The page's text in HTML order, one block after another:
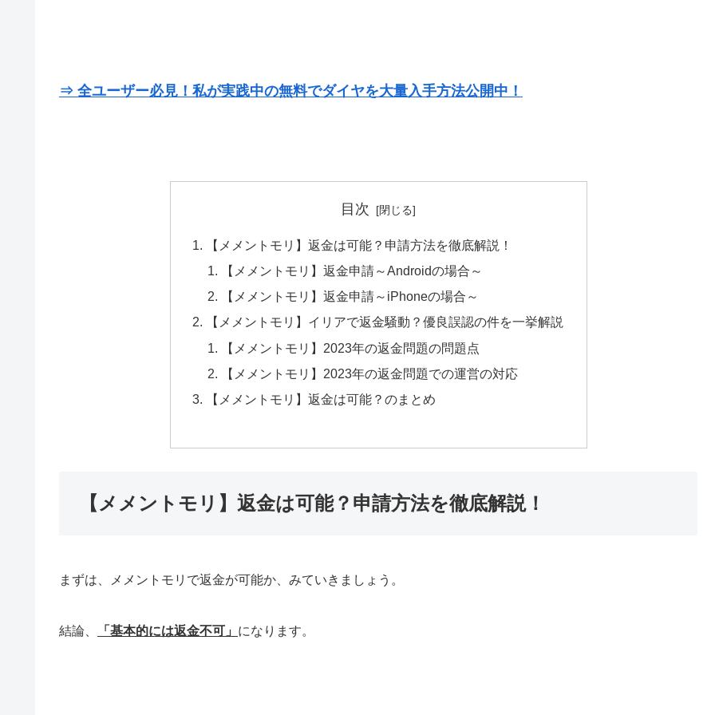
⇒ 全ユーザー必見！私が実践中の無料でダイヤを大量入手方法公開中！
目次
【メメントモリ】返金は可能？申請方法を徹底解説！
【メメントモリ】返金申請～Androidの場合～
【メメントモリ】返金申請～iPhoneの場合～
【メメントモリ】イリアで返金騒動？優良誤認の件を一挙解説
【メメントモリ】2023年の返金問題の問題点
【メメントモリ】2023年の返金問題での運営の対応
【メメントモリ】返金は可能？のまとめ
【メメントモリ】返金は可能？申請方法を徹底解説！
まずは、メメントモリで返金が可能か、みていきましょう。
結論、 「基本的には返金不可」 になります。